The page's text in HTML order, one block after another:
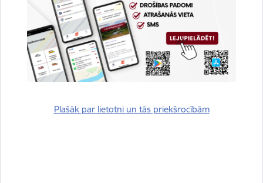
Plašāk par lietotni un tās priekšrocībām
Esi pirmais, kurš uzzina!
Piesakies jaunumu saņemšanai savā e-pastā.